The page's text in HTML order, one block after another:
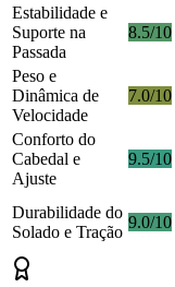
Estabilidade e
Suporte na
Passada
8.5/10
Peso e
Dinâmica de
Velocidade
7.0/10
Conforto do
Cabedal e
Ajuste
9.5/10
Durabilidade do
Solado e Tração
9.0/10